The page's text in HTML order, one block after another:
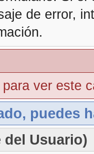
de error,
ver este
puedes
del Usuario)